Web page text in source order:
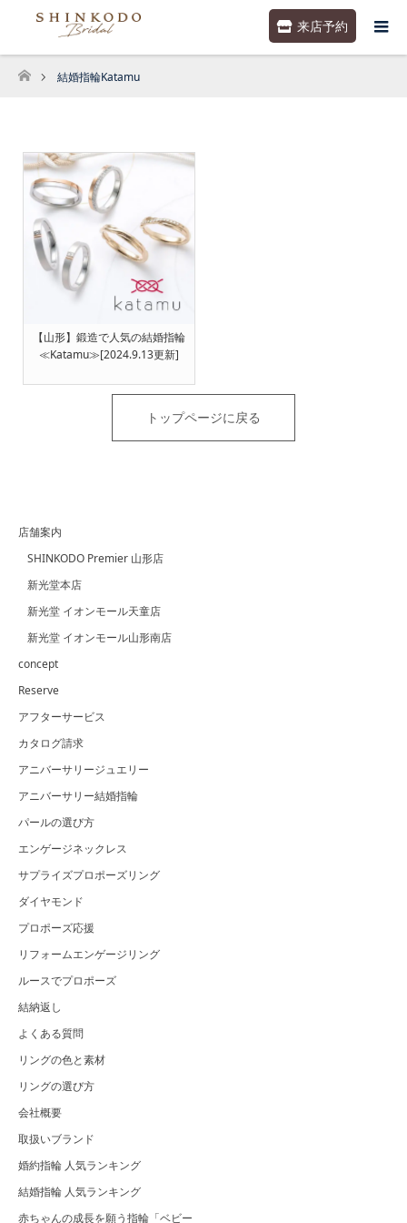
来店予約
ホーム
結婚指輪Katamu
【山形】鍛造で人気の結婚指輪
≪Katamu≫[2024.9.13更新]
トップページに戻る
店舗案内
SHINKODO Premier 山形店
新光堂本店
新光堂 イオンモール天童店
新光堂 イオンモール山形南店
concept
Reserve
アフターサービス
カタログ請求
アニバーサリージュエリー
アニバーサリー結婚指輪
パールの選び方
エンゲージネックレス
サプライズプロポーズリング
ダイヤモンド
プロポーズ応援
リフォームエンゲージリング
ルースでプロポーズ
結納返し
よくある質問
リングの色と素材
リングの選び方
会社概要
取扱いブランド
婚約指輪 人気ランキング
結婚指輪 人気ランキング
赤ちゃんの成長を願う指輪「ベビー